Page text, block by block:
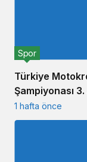
Türkiye
Şampiyonası
Yarışları
Tamamlandı
Spor
1 hafta önce